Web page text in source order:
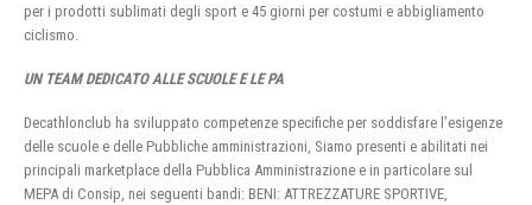
per i prodotti sublimati degli sport e 45 giorni per costumi e abbigliamento
ciclismo.
UN TEAM DEDICATO ALLE SCUOLE E LE PA
Decathlonclub ha sviluppato competenze specifiche per soddisfare l’esigenze
delle scuole e delle Pubbliche amministrazioni, Siamo presenti e abilitati nei
principali marketplace della Pubblica Amministrazione e in particolare sul
MEPA di Consip, nei seguenti bandi: BENI: ATTREZZATURE SPORTIVE,